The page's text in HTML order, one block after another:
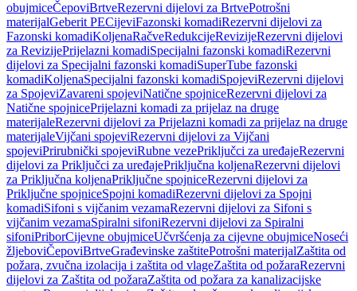
obujmiceČepoviBrtveRezervni dijelovi za BrtvePotrošni
materijalGeberit PECijeviFazonski komadiRezervni dijelovi za
Fazonski komadiKoljenaRačveRedukcijeRevizijeRezervni dijelovi
za RevizijePrijelazni komadiSpecijalni fazonski komadiRezervni
dijelovi za Specijalni fazonski komadiSuperTube fazonski
komadiKoljenaSpecijalni fazonski komadiSpojeviRezervni dijelovi
za SpojeviZavareni spojeviNatične spojniceRezervni dijelovi za
Natične spojnicePrijelazni komadi za prijelaz na druge
materijaleRezervni dijelovi za Prijelazni komadi za prijelaz na druge
materijaleVijčani spojeviRezervni dijelovi za Vijčani
spojeviPrirubnički spojeviRubne vezePriključci za uređajeRezervni
dijelovi za Priključci za uređajePriključna koljenaRezervni dijelovi
za Priključna koljenaPriključne spojniceRezervni dijelovi za
Priključne spojniceSpojni komadiRezervni dijelovi za Spojni
komadiSifoni s vijčanim vezamaRezervni dijelovi za Sifoni s
vijčanim vezamaSpiralni sifoniRezervni dijelovi za Spiralni
sifoniPriborCijevne obujmiceUčvršćenja za cijevne obujmiceNoseći
žljeboviČepoviBrtveGrađevinske zaštitePotrošni materijalZaštita od
požara, zvučna izolacija i zaštita od vlageZaštita od požaraRezervni
dijelovi za Zaštita od požaraZaštita od požara za kanalizacijske